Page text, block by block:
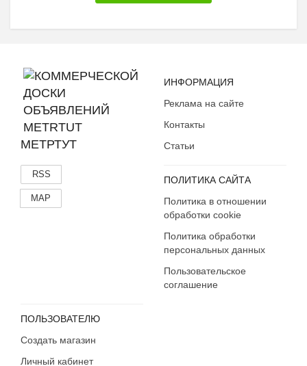
МЕТРТУТ
RSS
MAP
ИНФОРМАЦИЯ
Реклама на сайте
Контакты
Статьи
ПОЛИТИКА САЙТА
Политика в отношении
обработки cookie
Политика обработки
персональных данных
Пользовательское
соглашение
ПОЛЬЗОВАТЕЛЮ
Создать магазин
Личный кабинет